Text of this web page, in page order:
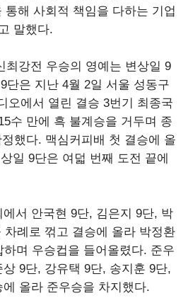
통해 사회적 책임을 다하는 기업
말했다.
최강전 우승의 영예는 변상일 9
단은 지난 4월 2일 서울 성동구
오에서 열린 결승 3번기 최종국
수 만에 흑 불계승을 거두며 종
했다. 맥심커피배 첫 결승에 올
일 9단은 여덟 번째 도전 끝에
서 안국현 9단, 김은지 9단, 박
차례로 꺾고 결승에 올라 박정환
며 우승컵을 들어올렸다. 준우
9단, 강유택 9단, 송지훈 9단,
올라 준우승을 차지했다.